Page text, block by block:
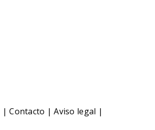
|Contacto |Aviso legal |